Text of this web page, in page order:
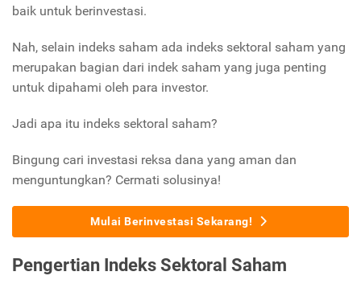
baik untuk berinvestasi.
Nah, selain indeks saham ada indeks sektoral saham yang
merupakan bagian dari indek saham yang juga penting
untuk dipahami oleh para investor.
Jadi apa itu indeks sektoral saham?
Bingung cari investasi reksa dana yang aman dan
menguntungkan? Cermati solusinya!
Mulai Berinvestasi Sekarang!
Pengertian Indeks Sektoral Saham